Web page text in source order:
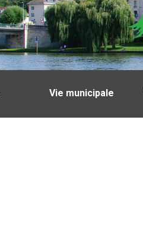
Vie municipale